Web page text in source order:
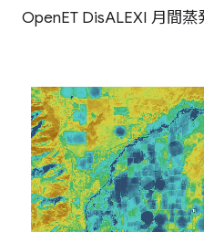
OpenET DisALEXI 月間蒸